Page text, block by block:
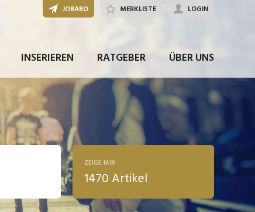
INSERIEREN RATGEBER ÜBER UNS
JOBABO MERKLISTE LOGIN
ZEIGE MIR
1470 Artikel